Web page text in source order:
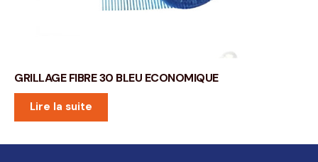
GRILLAGE FIBRE 30 BLEU ECONOMIQUE
Lire la suite